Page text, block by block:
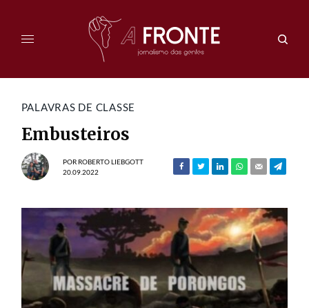
PALAVRAS DE CLASSE
Embusteiros
POR ROBERTO LIEBGOTT
20.09.2022